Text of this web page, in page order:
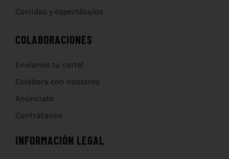
Corridas y espectáculos
COLABORACIONES
Envíanos tu cartel
Colabora con nosotros
Anúnciate
Contrátanos
INFORMACIÓN LEGAL